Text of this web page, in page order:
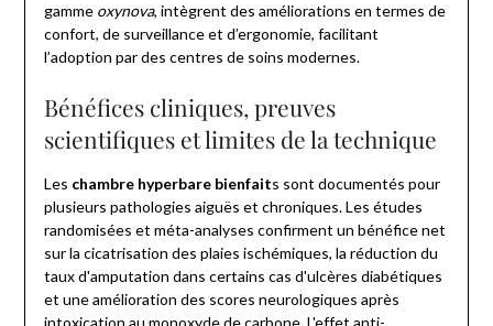
gamme oxynova, intègrent des améliorations en termes de
confort, de surveillance et d’ergonomie, facilitant
l’adoption par des centres de soins modernes.
Bénéfices cliniques, preuves
scientifiques et limites de la technique
Les chambre hyperbare bienfaits sont documentés pour
plusieurs pathologies aiguës et chroniques. Les études
randomisées et méta-analyses confirment un bénéfice net
sur la cicatrisation des plaies ischémiques, la réduction du
taux d'amputation dans certains cas d'ulcères diabétiques
et une amélioration des scores neurologiques après